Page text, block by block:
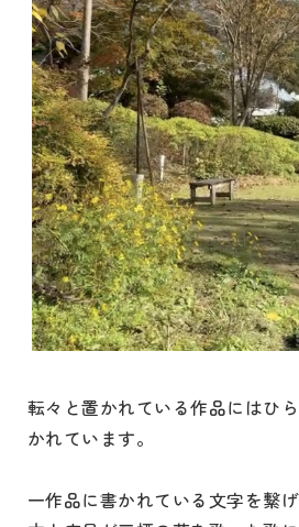
転々と置かれている作品にはひ
かれています。
一作品に書かれている文字を繋